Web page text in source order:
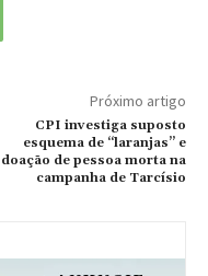
Próximo artigo
CPI investiga suposto
esquema de “laranjas” e
doação de pessoa morta na
campanha de Tarcísio